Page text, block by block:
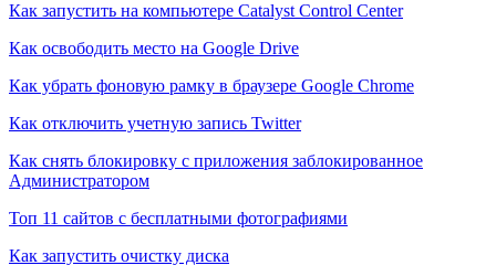
Как запустить на компьютере Catalyst Control Center
Как освободить место на Google Drive
Как убрать фоновую рамку в браузере Google Chrome
Как отключить учетную запись Twitter
Как снять блокировку с приложения заблокированное
Администратором
Топ 11 сайтов с бесплатными фотографиями
Как запустить очистку диска